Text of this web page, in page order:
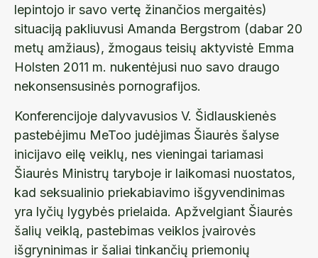
lepintojo ir savo vertę žinančios mergaitės)
situaciją pakliuvusi Amanda Bergstrom (dabar 20
metų amžiaus), žmogaus teisių aktyvistė Emma
Holsten 2011 m. nukentėjusi nuo savo draugo
nekonsensusinės pornografijos.
Konferencijoje dalyvavusios V. Šidlauskienės
pastebėjimu MeToo judėjimas Šiaurės šalyse
inicijavo eilę veiklų, nes vieningai tariamasi
Šiaurės Ministrų taryboje ir laikomasi nuostatos,
kad seksualinio priekabiavimo išgyvendinimas
yra lyčių lygybės prielaida. Apžvelgiant Šiaurės
šalių veiklą, pastebimas veiklos įvairovės
išgryninimas ir šaliai tinkančių priemonių